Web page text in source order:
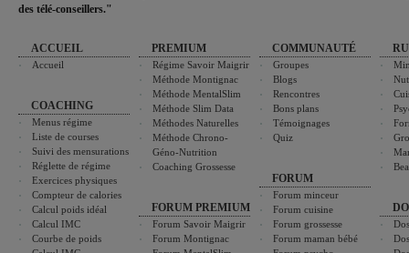
des télé-conseillers."
ACCUEIL
Accueil
COACHING
Menus régime
Liste de courses
Suivi des mensurations
Réglette de régime
Exercices physiques
Compteur de calories
Calcul poids idéal
Calcul IMC
Courbe de poids
PREMIUM
Régime Savoir Maigrir
Méthode Montignac
Méthode MentalSlim
Méthode Slim Data
Méthodes Naturelles
Méthode Chrono-
Géno-Nutrition
Coaching Grossesse
FORUM PREMIUM
Forum Savoir Maigrir
Forum Montignac
COMMUNAUTÉ
Groupes
Blogs
Rencontres
Bons plans
Témoignages
Quiz
FORUM
Forum minceur
Forum cuisine
Forum grossesse
Forum maman bébé